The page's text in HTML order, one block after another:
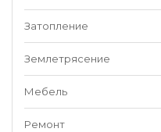
Затопление
Землетрясение
Мебель
Ремонт